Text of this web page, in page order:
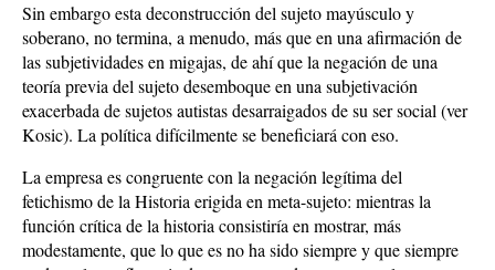
Sin embargo esta deconstrucción del sujeto mayúsculo y
soberano, no termina, a menudo, más que en una afirmación de
las subjetividades en migajas, de ahí que la negación de una
teoría previa del sujeto desemboque en una subjetivación
exacerbada de sujetos autistas desarraigados de su ser social (ver
Kosic). La política difícilmente se beneficiará con eso.
La empresa es congruente con la negación legítima del
fetichismo de la Historia erigida en meta-sujeto: mientras la
función crítica de la historia consistiría en mostrar, más
modestamente, que lo que es no ha sido siempre y que siempre